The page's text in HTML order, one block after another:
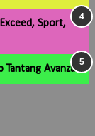
Sport,
Avanza